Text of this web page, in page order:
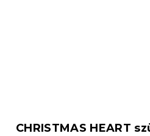
CHRISTMAS HEART